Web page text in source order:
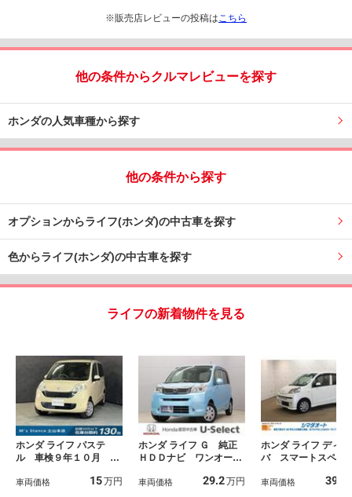
※販売店レビューの投稿は こちら
他の条件からクルマレビューを探す
ホンダの人気車種から探す
他の条件から探す
オプションからライフ(ホンダ)の中古車を探す
色からライフ(ホンダ)の中古車を探す
ライフの新着物件を見る
ホンダ ライフ パステ
ル 車検９年１０月 オ
ＡＢＳ ＳＲＳエアバッ
車両価格 15万円
ホンダ ライフ Ｇ 純正
ＨＤＤナビ ワンオーナ
ラ ＥＴＣ車載器 電動
車両価格 29.2万円
ホンダ ライフ ディー
バ スマートスペシ
ート ＡＴ 盗難防
車両価格 39.8